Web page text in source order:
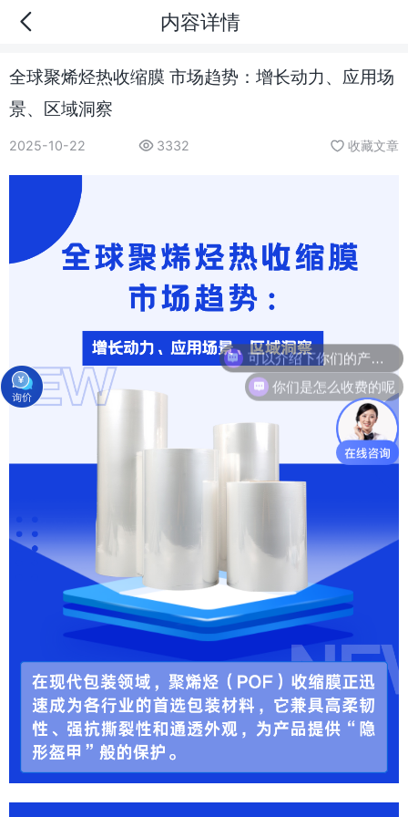
内容详情
全球聚烯烃热收缩膜 市场趋势：增长动力、应用场
景、区域洞察
2025-10-22 3332 收藏文章
你们是怎么收费的呢